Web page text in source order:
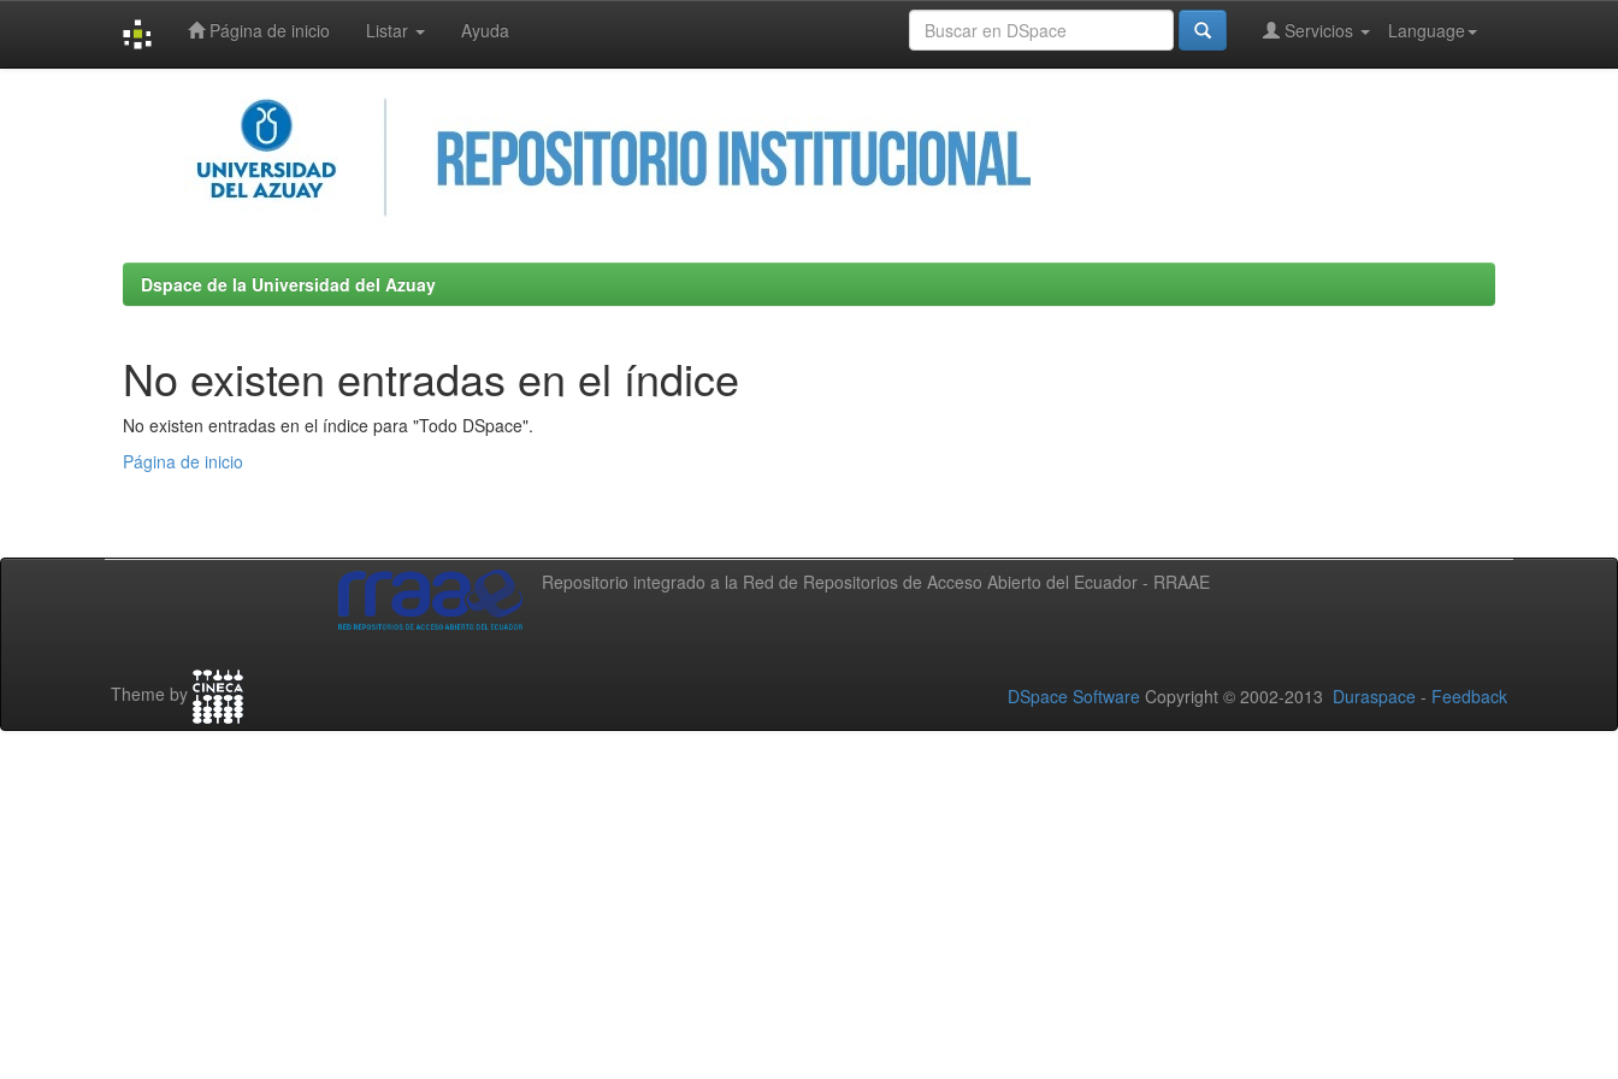
Página de inicio Listar Ayuda Language
Servicios
Dspace de la Universidad del Azuay
No existen entradas en el índice
No existen entradas en el índice para "Todo DSpace".
Página de inicio
Repositorio integrado a la Red de Repositorios de Acceso Abierto del Ecuador - RRAAE
Theme by DSpace Software Copyright © 2002-2013 Duraspace - Feedback